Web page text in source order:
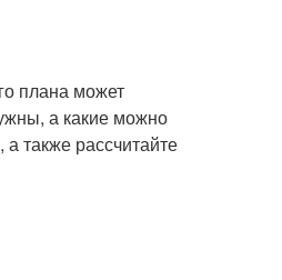
плана может
а какие можно
также рассчитайте